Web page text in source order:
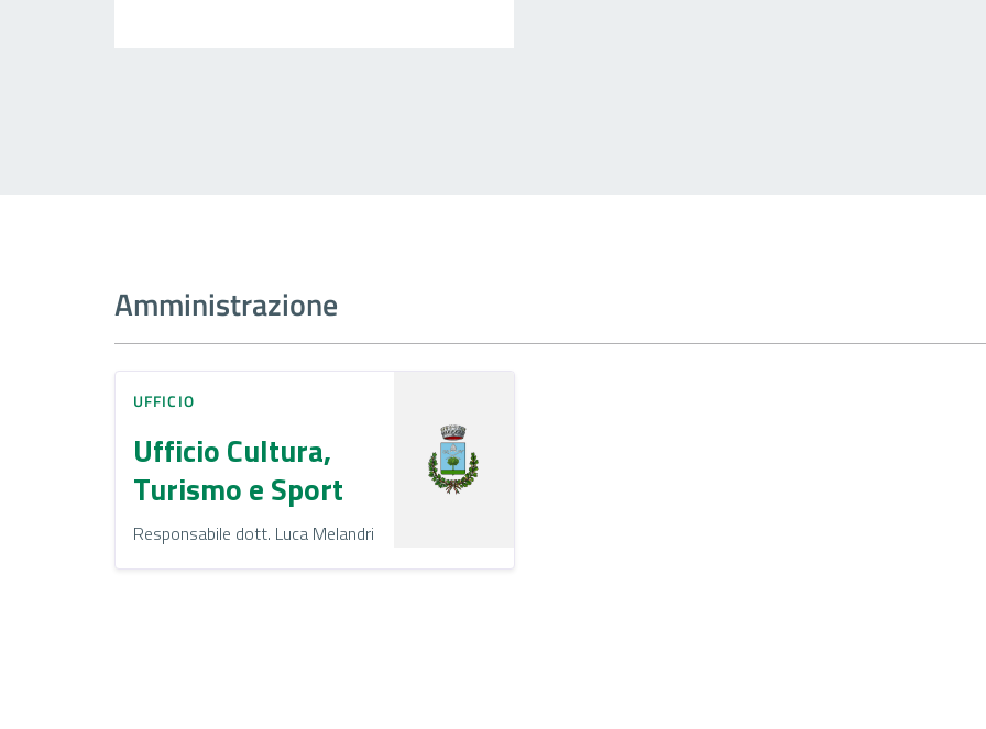
Amministrazione
UFFICIO
Ufficio Cultura,
Turismo e Sport
Responsabile dott. Luca Melandri